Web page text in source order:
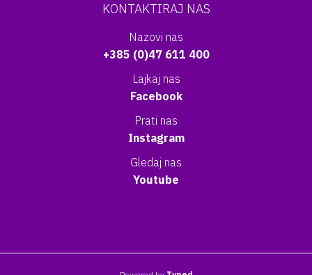
KONTAKTIRAJ NAS
Nazovi nas
+385 (0)47 611 400
Lajkaj nas
Facebook
Prati nas
Instagram
Gledaj nas
Youtube